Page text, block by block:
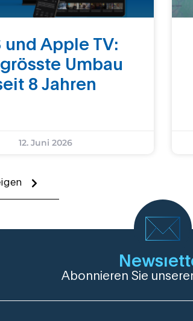
und Apple TV:
grösste Umbau
8 Jahren
12. Juni 2026
Abonnieren Sie